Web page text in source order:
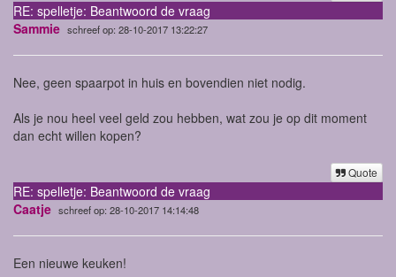
RE: spelletje: Beantwoord de vraag
Sammie schreef op: 28-10-2017 13:22:27
Nee, geen spaarpot in huis en bovendien niet nodig.
Als je nou heel veel geld zou hebben, wat zou je op dit moment
dan echt willen kopen?
Quote
RE: spelletje: Beantwoord de vraag
Caatje schreef op: 28-10-2017 14:14:48
Een nieuwe keuken!